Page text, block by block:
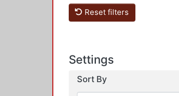
Reset filters
Settings
Sort By